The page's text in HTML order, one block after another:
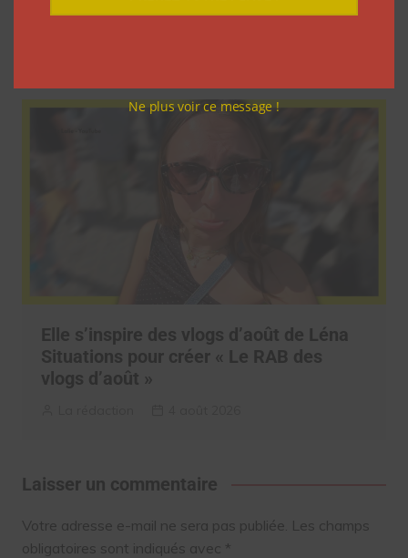
vlogs d’août de Léna Situations
Elle s’inspire des vlogs d’août de Léna
Situations pour créer « Le RAB des
vlogs d’août »
Laisser un commentaire
Votre adresse e-mail ne sera pas publiée. Les champs
obligatoires sont indiqués avec *
Ne plus voir ce message !